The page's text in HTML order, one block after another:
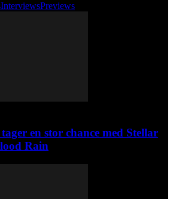
InterviewsPreviews
en stor chance med Stellar
Rain